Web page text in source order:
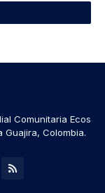
Comunitaria Ecos
Guajira, Colombia.